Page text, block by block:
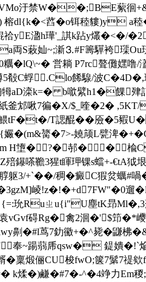
H墱VMo汙禁W��;BE
榕dl{k�<蓞�o铒稑貗)y a
yE溋h璍'_諆k跕y爜�<�/
S蓛奾~;澵⒊#F籌驒袴璖Ou
lQ\~� 営耥 P7rc聱儺嫼噜
殽C蜉.Clo餙騡/波
牳aD滦k=� b噷繴h1�餜
邥啾7徧� X/$_喹�2�
T諰醌� �厱�5豭
孍�(m&膐�7>-嬈颃L甓渒
H墯�?�邿��楡
鑤嗏韂3猩t睴玾锞s蟷+-
3/+`� �/稠�癜C猳炃蠣
崚!z�!�+d7FW"�0
� {=:玧Ruㄓu{i"U塵tK昻
vGvf碍Rg�禽2洄�'$笻�*巎
劓�#l茑7釛鰴+�^毙�
宷奉~踼蒻乕qsw� 鍉
俪CU梭fwO;箧7鬀7禔欸f
�)鹻�#7�-^�4竫力Em稯